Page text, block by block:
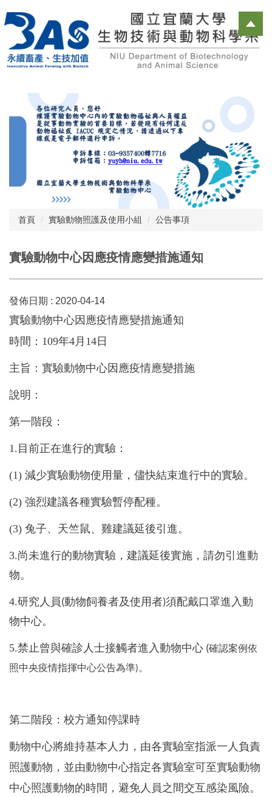
到
要
內
首頁 實驗動物照護及使用小組 公告事項
實驗動物中心因應疫情應變措施通知
發佈日期 : 2020-04-14
實驗動物中心因應疫情應變措施通知
時間：109年4月14日
主旨：實驗動物中心因應疫情應變措施
說明：
第一階段：
1. 目前正在進行的實驗：
(1) 減少實驗動物使用量，儘快結束進行中的實驗。
(2) 強烈建議各種實驗暫停配種。
(3) 兔子、天竺鼠、雞建議延後引進。
3.尚未進行的動物實驗，建議延後實施，請勿引進動
物。
4.研究人員(動物飼養者及使用者)須配戴口罩進入動
物中心。
5.禁止曾與確診人士接觸者進入動物中心 (確認案例依
照中央疫情指揮中心公告為準)。
第二階段：校方通知停課時
動物中心將維持基本人力，由各實驗室指派一人負責
照護動物，並由動物中心指定各實驗室可至實驗動物
中心照護動物的時間，避免人員之間交互感染風險。